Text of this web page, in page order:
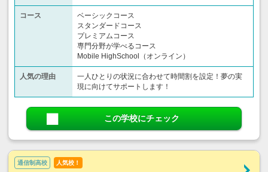
コース
ベーシックコース
スタンダードコース
プレミアムコース
専門分野が学べるコース
Mobile HighSchool（オンライン）
人気の理由
一人ひとりの状況に合わせて時間割を設定！夢の実
現に向けてサポートします！
この学校にチェック
通信制高校 人気校！